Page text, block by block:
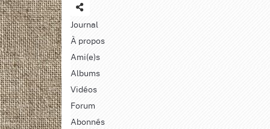
Journal
À propos
Ami(e)s
Albums
Vidéos
Forum
Abonnés